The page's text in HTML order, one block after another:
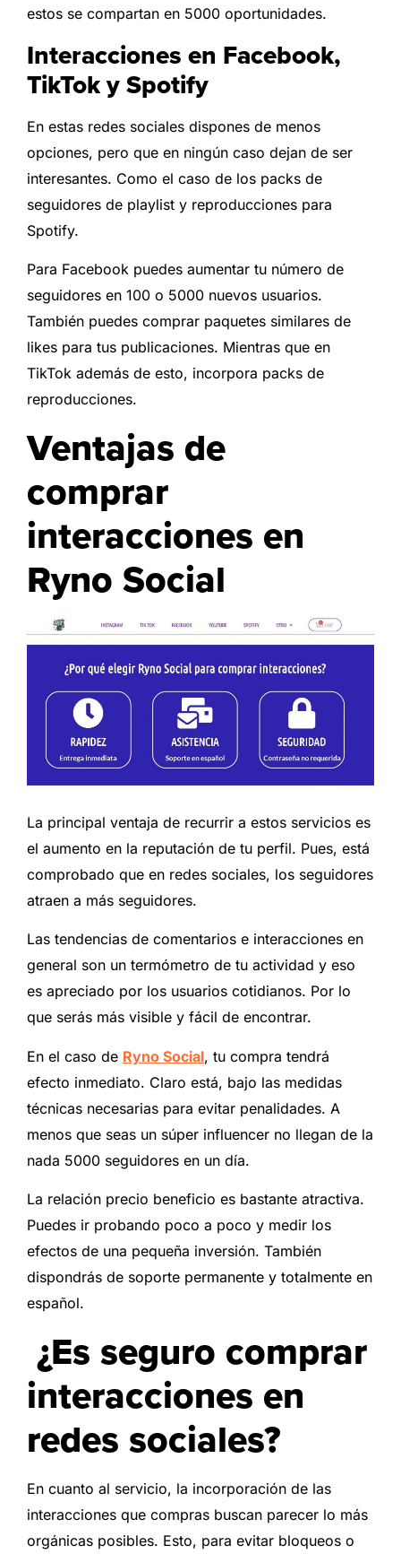
estos se compartan en 5000 oportunidades.
Interacciones en Facebook,
TikTok y Spotify
En estas redes sociales dispones de menos
opciones, pero que en ningún caso dejan de ser
interesantes. Como el caso de los packs de
seguidores de playlist y reproducciones para
Spotify.
Para Facebook puedes aumentar tu número de
seguidores en 100 o 5000 nuevos usuarios.
También puedes comprar paquetes similares de
likes para tus publicaciones. Mientras que en
TikTok además de esto, incorpora packs de
reproducciones.
Ventajas de
comprar
interacciones en
Ryno Social
La principal ventaja de recurrir a estos servicios es
el aumento en la reputación de tu perfil. Pues, está
comprobado que en redes sociales, los seguidores
atraen a más seguidores.
Las tendencias de comentarios e interacciones en
general son un termómetro de tu actividad y eso
es apreciado por los usuarios cotidianos. Por lo
que serás más visible y fácil de encontrar.
En el caso de Ryno Social, tu compra tendrá
efecto inmediato. Claro está, bajo las medidas
técnicas necesarias para evitar penalidades. A
menos que seas un súper influencer no llegan de la
nada 5000 seguidores en un día.
La relación precio beneficio es bastante atractiva.
Puedes ir probando poco a poco y medir los
efectos de una pequeña inversión. También
dispondrás de soporte permanente y totalmente en
español.
¿Es seguro comprar
interacciones en
redes sociales?
En cuanto al servicio, la incorporación de las
interacciones que compras buscan parecer lo más
orgánicas posibles. Esto, para evitar bloqueos o